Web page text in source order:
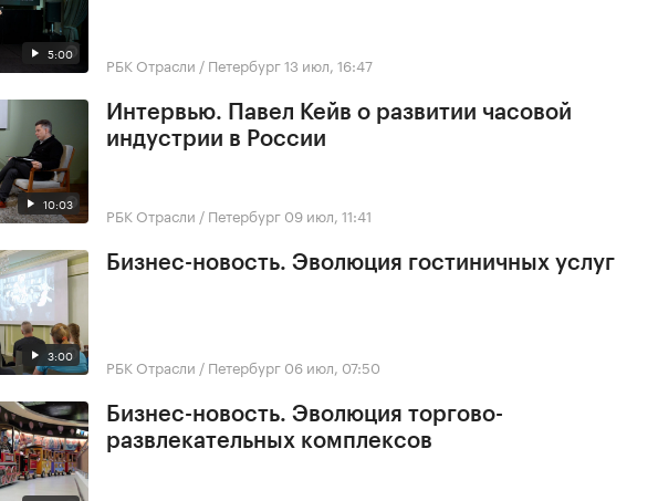
5:00 РБК Отрасли / Петербург13 июл, 16:47
10:03
Интервью. Павел Кейв о развитии часовой
индустрии в России
РБК Отрасли / Петербург 09 июл, 11:41
3:00
Бизнес-новость. Эволюция гостиничных услуг
РБК Отрасли / Петербург 06 июл, 07:50
Бизнес-новость. Эволюция торгово-
развлекательных комплексов